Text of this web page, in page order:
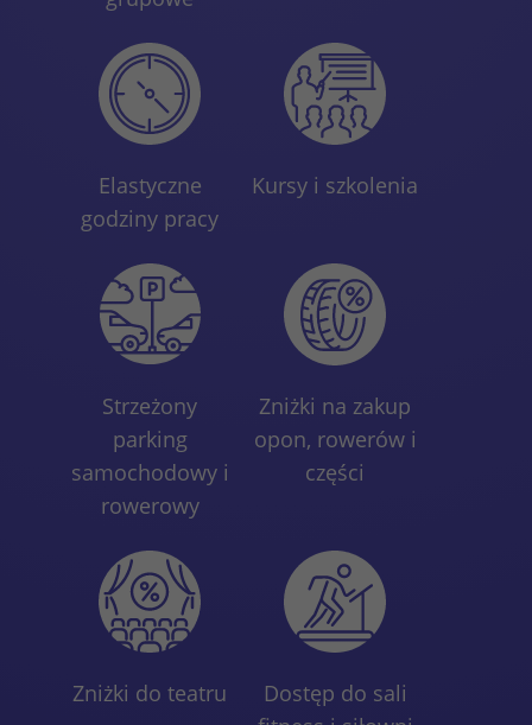
Elastyczne
godziny pracy
Kursy i szkolenia
Strzeżony
parking
samochodowy i
rowerowy
Zniżki na zakup
opon, rowerów i
części
Zniżki do teatru
Dostęp do sali